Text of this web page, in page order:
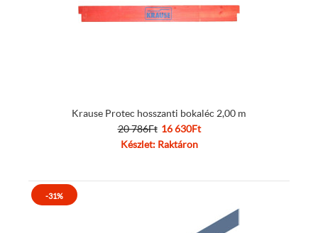
Krause Protec hosszanti bokaléc 2,00 m
20 786Ft 16 630Ft
Készlet: Raktáron
-31%